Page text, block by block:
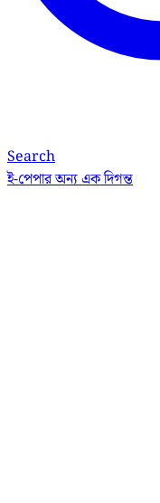
Search
ই-পেপারঅন্য এক দিগন্ত